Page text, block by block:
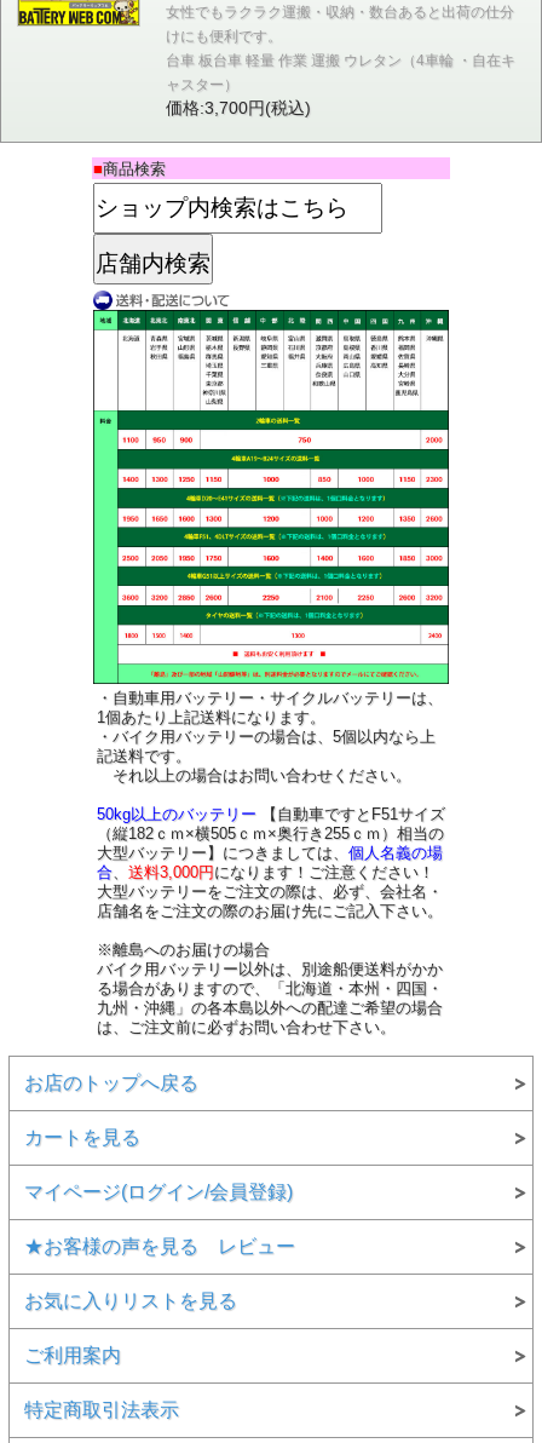
女性でもラクラク運搬・収納・数台あると出荷の仕分
けにも便利です。
台車 板台車 軽量 作業 運搬 ウレタン（4車輪 ・自在キ
ャスター）
価格:3,700円(税込)
■商品検索
・自動車用バッテリー・サイクルバッテリーは、
1個あたり上記送料になります。
・バイク用バッテリーの場合は、5個以内なら上
記送料です。
それ以上の場合はお問い合わせください。
50kg以上のバッテリー 【自動車ですとF51サイズ
（縦182ｃｍ×横505ｃｍ×奥行き255ｃｍ）相当の
大型バッテリー】につきましては、 個人名義の場
合、 送料3,000円 になります！ご注意ください！
大型バッテリーをご注文の際は、必ず、会社名・
店舗名をご注文の際のお届け先にご記入下さい。
※離島へのお届けの場合
バイク用バッテリー以外は、別途船便送料がかか
る場合がありますので、「北海道・本州・四国・
九州・沖縄」の各本島以外への配達ご希望の場合
は、ご注文前に必ずお問い合わせ下さい。
お店のトップへ戻る
カートを見る
マイページ(ログイン/会員登録)
★お客様の声を見る レビュー
お気に入りリストを見る
ご利用案内
特定商取引法表示